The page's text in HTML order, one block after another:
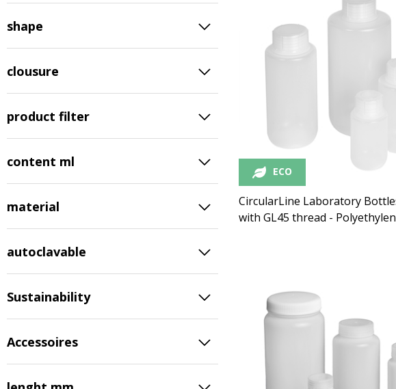
shape
clousure
product filter
content ml
material
autoclavable
Sustainability
Accessoires
ECO
CircularLine Laboratory
with GL45 thread -